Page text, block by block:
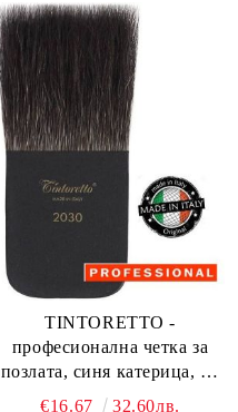
TINTORETTO -
професионална четка за
позлата, синя катерица, 40
мм.
€16.67 32.60лв.